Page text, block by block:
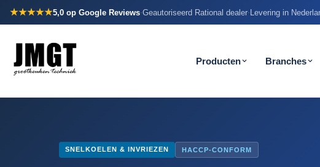
★★★★★5,0 op Google Reviews·Geautoriseerd Rational dealer·Levering in
Producten Branches
SNELKOELEN & INVRIEZEN HACCP-CONFORM